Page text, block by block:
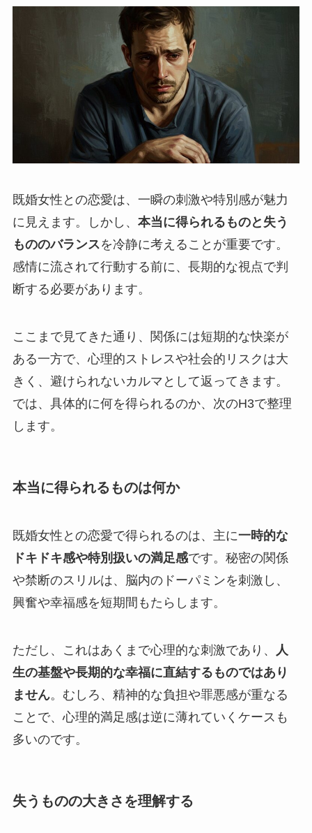
既婚女性との恋愛は、一瞬の刺激や特別感が魅力
に見えます。しかし、 本当に得られるものと失う
もののバランスを冷静に考えることが重要です。
感情に流されて行動する前に、長期的な視点で判
断する必要があります。
ここまで見てきた通り、関係には短期的な快楽が
ある一方で、心理的ストレスや社会的リスクは大
きく、避けられないカルマとして返ってきます。
では、具体的に何を得られるのか、次のH3で整理
します。
本当に得られるものは何か
既婚女性との恋愛で得られるのは、主に一時的な
ドキドキ感や特別扱いの満足感です。秘密の関係
や禁断のスリルは、脳内のドーパミンを刺激し、
興奮や幸福感を短期間もたらします。
ただし、これはあくまで心理的な刺激であり、
人
生の基盤や長期的な幸福に直結するものではあり
ません。むしろ、精神的な負担や罪悪感が重なる
ことで、心理的満足感は逆に薄れていくケースも
多いのです。
失うものの大きさを理解する